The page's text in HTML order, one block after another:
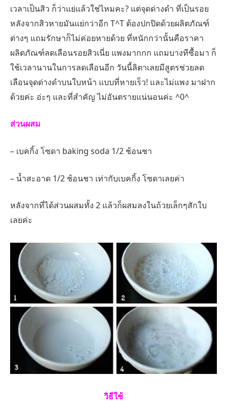
เวลาเป็นสิว ก็ว่าแย่แล้วใช่ไหมคะ? แต่จุดด่างดำ ที่เป็นรอย
หลังจากสิวหายมันแย่กว่าอีก T^T ต้องปกปิดด้วยผลิตภัณฑ์
ต่างๆ แถมรักษาก็ไม่ค่อยหายด้วย ที่หนักกว่านั้นคือราคา
ผลิตภัณฑ์ลดเลือนรอยสิวเนี่ย แพงมากกก แถมบางทีซื้อมา ก็
ใช้เวลานานในการลดเลือนอีก วันนี้ลิตาเลยมีสูตรช่วยลด
เลือนจุดด่างดำบนใบหน้า แบบที่หายเร็ว! และไม่แพง มาฝาก
ด้วยค่ะ อ่ะๆ และที่สำคัญ ไม่อันตรายแน่นอนค่ะ ^0^
ส่วนผสม
– เบคกิ้ง โซดา baking soda 1/2 ช้อนชา
– น้ำสะอาด 1/2 ช้อนชา เท่ากับเบคกิ้ง โซดาเลยค่า
หลังจากที่ได้ส่วนผสมทั้ง 2 แล้วก็ผสมลงในถ้วยเล็กๆสักใบ
เลยค่ะ
วิธีใช้